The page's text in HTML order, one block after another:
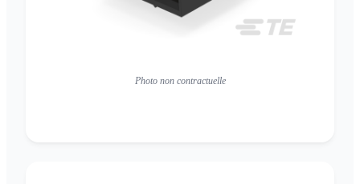
Photo non contractuelle